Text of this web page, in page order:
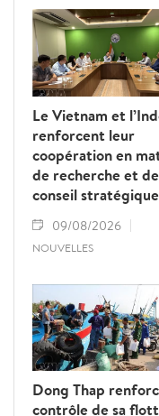
Phomvihane,
au
de solidarité
Le Vietnam et
renforcent leur
coopération en
de recherche et de
conseil stratégique
09/08/2026
NOUVELLES
Dong Thap
contrôle de sa